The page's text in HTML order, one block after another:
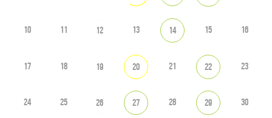
10 11 12 13 14 15 16
17 18 19 20 21 22 23
24 25 26 27 28 29 30